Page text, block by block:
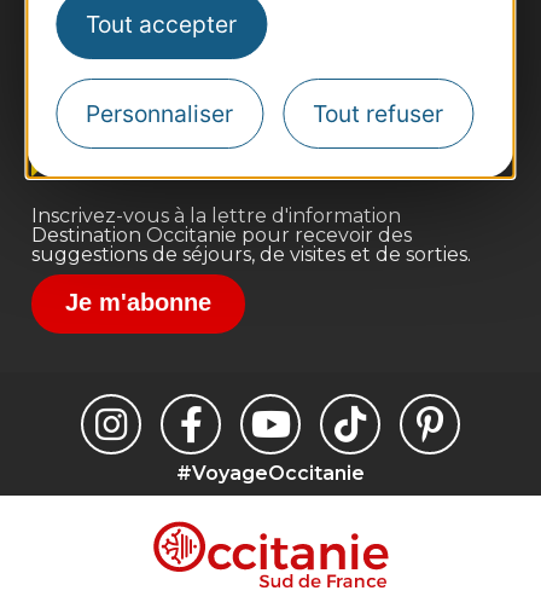
Tout accepter
Personnaliser Tout refuser
Business/Mice
Pros d'Occitanie
Site presse et d'influence
Voyagistes
Inscrivez-vous à la lettre d'information
Destination Occitanie pour recevoir des
suggestions de séjours, de visites et de sorties.
Je m'abonne
#VoyageOccitanie